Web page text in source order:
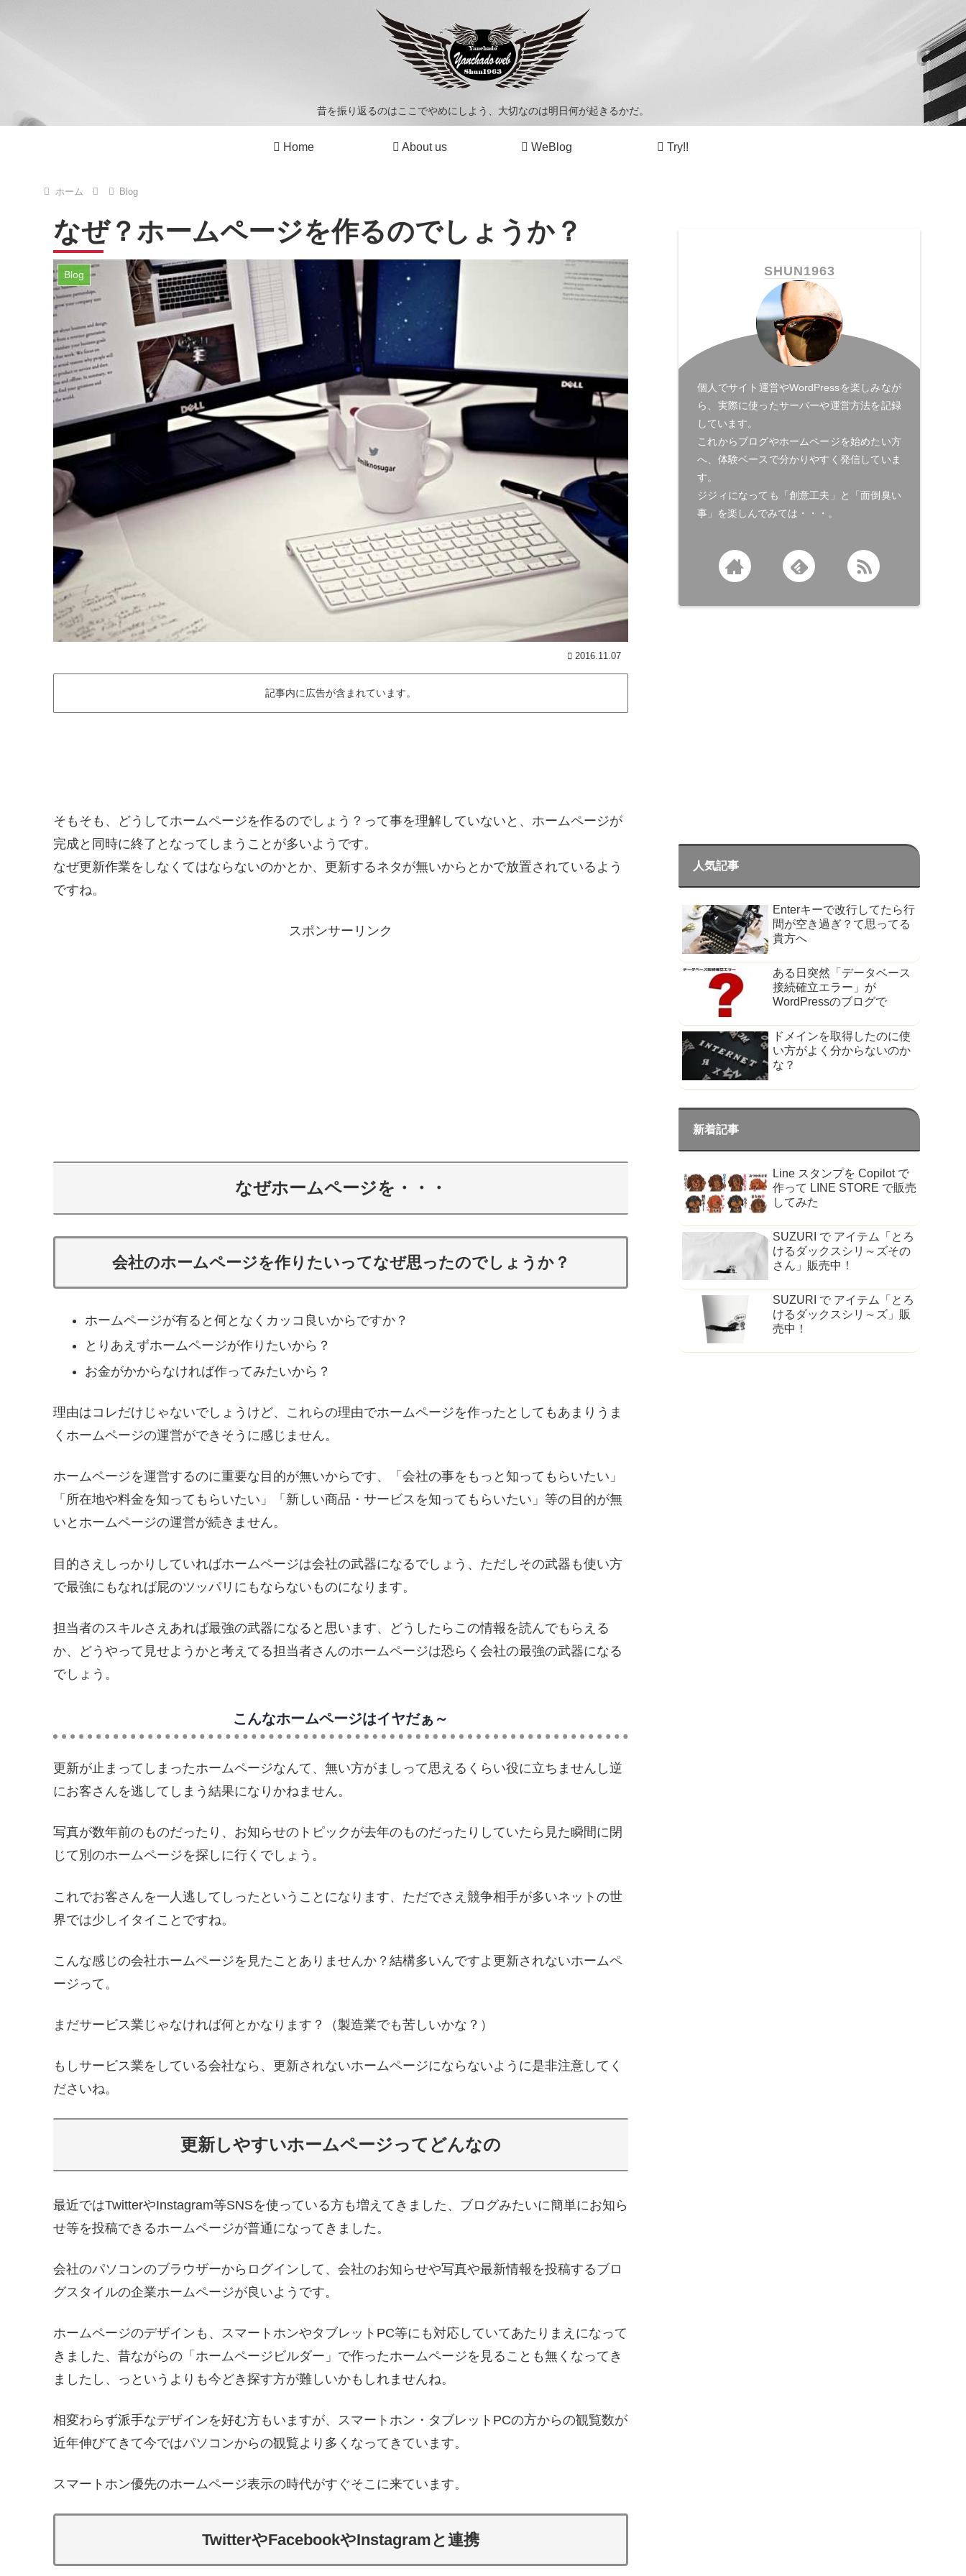
昔を振り返るのはここでやめにしよう、大切なのは明日何が起きるかだ。
Home About us WeBlog Try!!
ホーム Blog
なぜ？ホームページを作るのでしょうか？
Blog
2016.11.07
記事内に広告が含まれています。
そもそも、どうしてホームページを作るのでしょう？って事を理解していないと、ホームページが
完成と同時に終了となってしまうことが多いようです。
なぜ更新作業をしなくてはならないのかとか、更新するネタが無いからとかで放置されているよう
ですね。
スポンサーリンク
なぜホームページを・・・
会社のホームページを作りたいってなぜ思ったのでしょうか？
ホームページが有ると何となくカッコ良いからですか？
とりあえずホームページが作りたいから？
お金がかからなければ作ってみたいから？
理由はコレだけじゃないでしょうけど、これらの理由でホームページを作ったとしてもあまりうま
くホームページの運営ができそうに感じません。
ホームページを運営するのに重要な目的が無いからです、「会社の事をもっと知ってもらいたい」
「所在地や料金を知ってもらいたい」「新しい商品・サービスを知ってもらいたい」等の目的が無
いとホームページの運営が続きません。
目的さえしっかりしていればホームページは会社の武器になるでしょう、ただしその武器も使い方
で最強にもなれば屁のツッパリにもならないものになります。
担当者のスキルさえあれば最強の武器になると思います、どうしたらこの情報を読んでもらえる
か、どうやって見せようかと考えてる担当者さんのホームページは恐らく会社の最強の武器になる
でしょう。
こんなホームページはイヤだぁ～
更新が止まってしまったホームページなんて、無い方がましって思えるくらい役に立ちませんし逆
にお客さんを逃してしまう結果になりかねません。
写真が数年前のものだったり、お知らせのトピックが去年のものだったりしていたら見た瞬間に閉
じて別のホームページを探しに行くでしょう。
これでお客さんを一人逃してしったということになります、ただでさえ競争相手が多いネットの世
界では少しイタイことですね。
こんな感じの会社ホームページを見たことありませんか？結構多いんですよ更新されないホームペ
ージって。
まだサービス業じゃなければ何とかなります？（製造業でも苦しいかな？）
もしサービス業をしている会社なら、更新されないホームページにならないように是非注意してく
ださいね。
更新しやすいホームページってどんなの
最近ではTwitterやInstagram等SNSを使っている方も増えてきました、ブログみたいに簡単にお知ら
せ等を投稿できるホームページが普通になってきました。
会社のパソコンのブラウザーからログインして、会社のお知らせや写真や最新情報を投稿するブロ
グスタイルの企業ホームページが良いようです。
ホームページのデザインも、スマートホンやタブレットPC等にも対応していてあたりまえになって
きました、昔ながらの「ホームページビルダー」で作ったホームページを見ることも無くなってき
ましたし、っというよりも今どき探す方が難しいかもしれませんね。
相変わらず派手なデザインを好む方もいますが、スマートホン・タブレットPCの方からの観覧数が
近年伸びてきて今ではパソコンからの観覧より多くなってきています。
スマートホン優先のホームページ表示の時代がすぐそこに来ています。
TwitterやFacebookやInstagramと連携
SHUN1963
個人でサイト運営やWordPressを楽しみなが
ら、実際に使ったサーバーや運営方法を記録
しています。
これからブログやホームページを始めたい方
へ、体験ベースで分かりやすく発信していま
す。
ジジィになっても「創意工夫」と「面倒臭い
事」を楽しんでみては・・・。
人気記事
Enterキーで改行してたら行
間が空き過ぎ？て思ってる
貴方へ
ある日突然「データベース
接続確立エラー」が
WordPressのブログで
ドメインを取得したのに使
い方がよく分からないのか
な？
新着記事
Line スタンプを Copilot で
作って LINE STORE で販売
してみた
SUZURI で アイテム「とろ
けるダックスシリ～ズその
さん」販売中！
SUZURI で アイテム「とろ
けるダックスシリ～ズ」販
売中！